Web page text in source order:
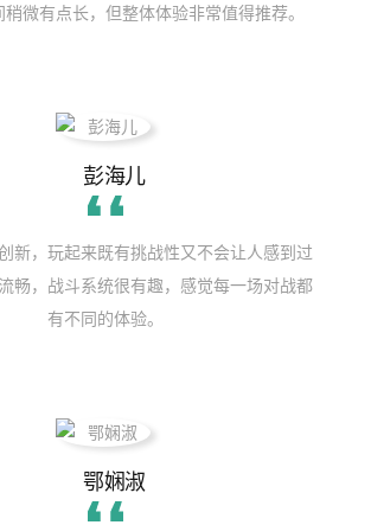
微有点长，但整体体验非常值得推荐。
彭海儿
新，玩起来既有挑战性又不会让人感到过
畅，战斗系统很有趣，感觉每一场对战都
有不同的体验。
鄂娴淑